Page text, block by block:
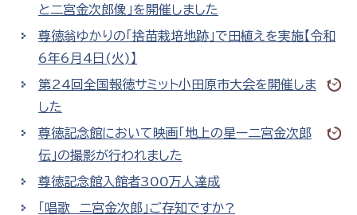
と二宮金次郎像」を開催しました
尊徳翁ゆかりの「捨苗栽培地跡」で田植えを実施【令和
6年6月4日(火)】
第24回全国報徳サミット小田原市大会を開催しま
した
尊徳記念館において映画「地上の星ー二宮金次郎
伝」の撮影が行われました
尊徳記念館入館者300万人達成
「唱歌 二宮金次郎」ご存知ですか?